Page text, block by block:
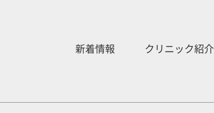
新着情報 クリニック紹介